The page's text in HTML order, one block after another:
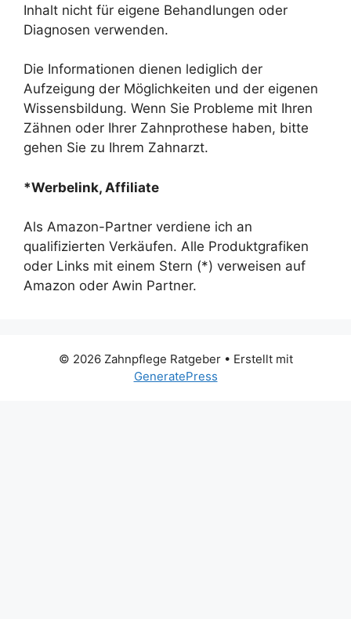
Inhalt nicht für eigene Behandlungen oder
Diagnosen verwenden.
Die Informationen dienen lediglich der
Aufzeigung der Möglichkeiten und der eigenen
Wissensbildung. Wenn Sie Probleme mit Ihren
Zähnen oder Ihrer Zahnprothese haben, bitte
gehen Sie zu Ihrem Zahnarzt.
*Werbelink, Affiliate
Als Amazon-Partner verdiene ich an
qualifizierten Verkäufen. Alle Produktgrafiken
oder Links mit einem Stern (*) verweisen auf
Amazon oder Awin Partner.
© 2026 Zahnpflege Ratgeber• Erstellt mit
GeneratePress